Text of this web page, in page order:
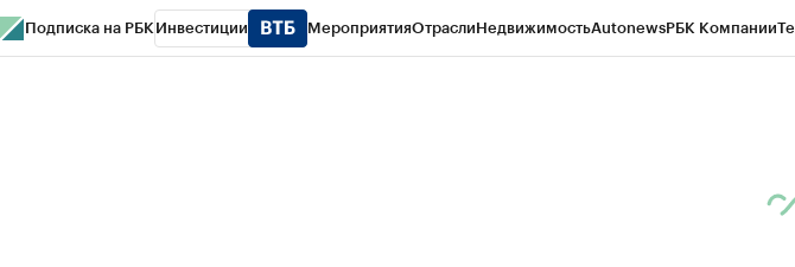
Подписка на РБК Инвестиции МероприятияОтраслиНедвижимостьAutonewsРБК Компании